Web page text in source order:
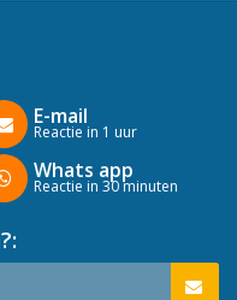
E-mail
Reactie in 1 uur
Whats app
Reactie in 30 minuten